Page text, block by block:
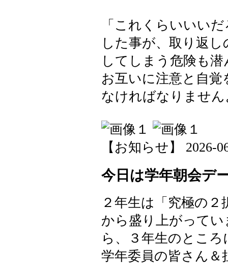
「これくらいいい
した事が、取り返
してしまう危険も
お互いに注意と自
なければなりませ
【お知らせ】 2026-
今日は学年朝会デ
２年生は「究極の
から盛り上がって
ら、３年生のとこ
学年委員の皆さん＆